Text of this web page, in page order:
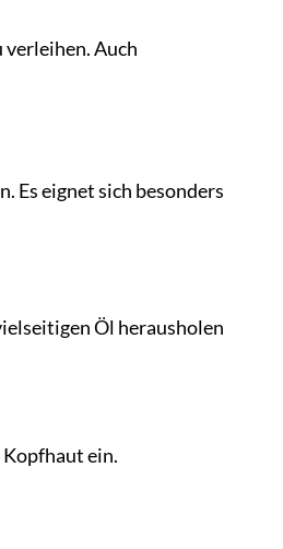
verleihen. Auch
Es eignet sich besonders
Öl herausholen
Kopfhaut ein.